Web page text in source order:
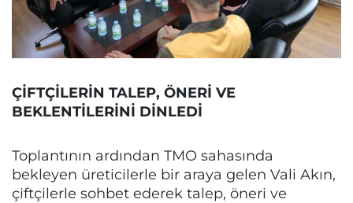
ÇİFTÇİLERİN TALEP, ÖNERİ VE
BEKLENTİLERİNİ DİNLEDİ
Toplantının ardından TMO sahasında
bekleyen üreticilerle bir araya gelen Vali Akın,
çiftçilerle sohbet ederek talep, öneri ve